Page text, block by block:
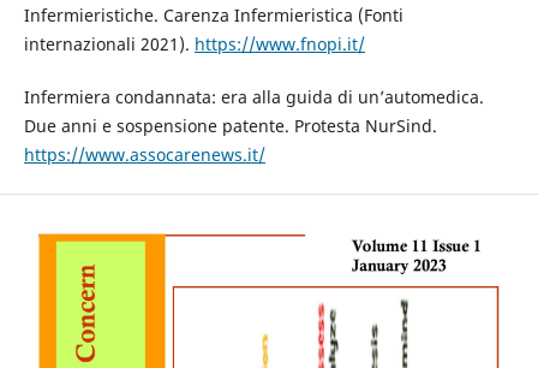
Infermieristiche. Carenza Infermieristica (Fonti
internazionali 2021). https://www.fnopi.it/
Infermiera condannata: era alla guida di un’automedica.
Due anni e sospensione patente. Protesta NurSind.
https://www.assocarenews.it/